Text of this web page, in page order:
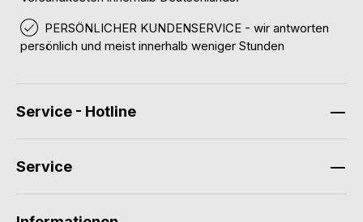
PERSÖNLICHER KUNDENSERVICE - wir antworten
persönlich und meist innerhalb weniger Stunden
Service - Hotline
Service